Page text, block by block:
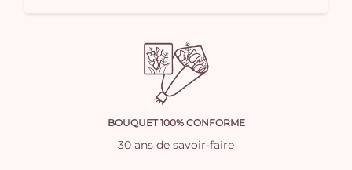
BOUQUET 100% CONFORME
30 ans de savoir-faire